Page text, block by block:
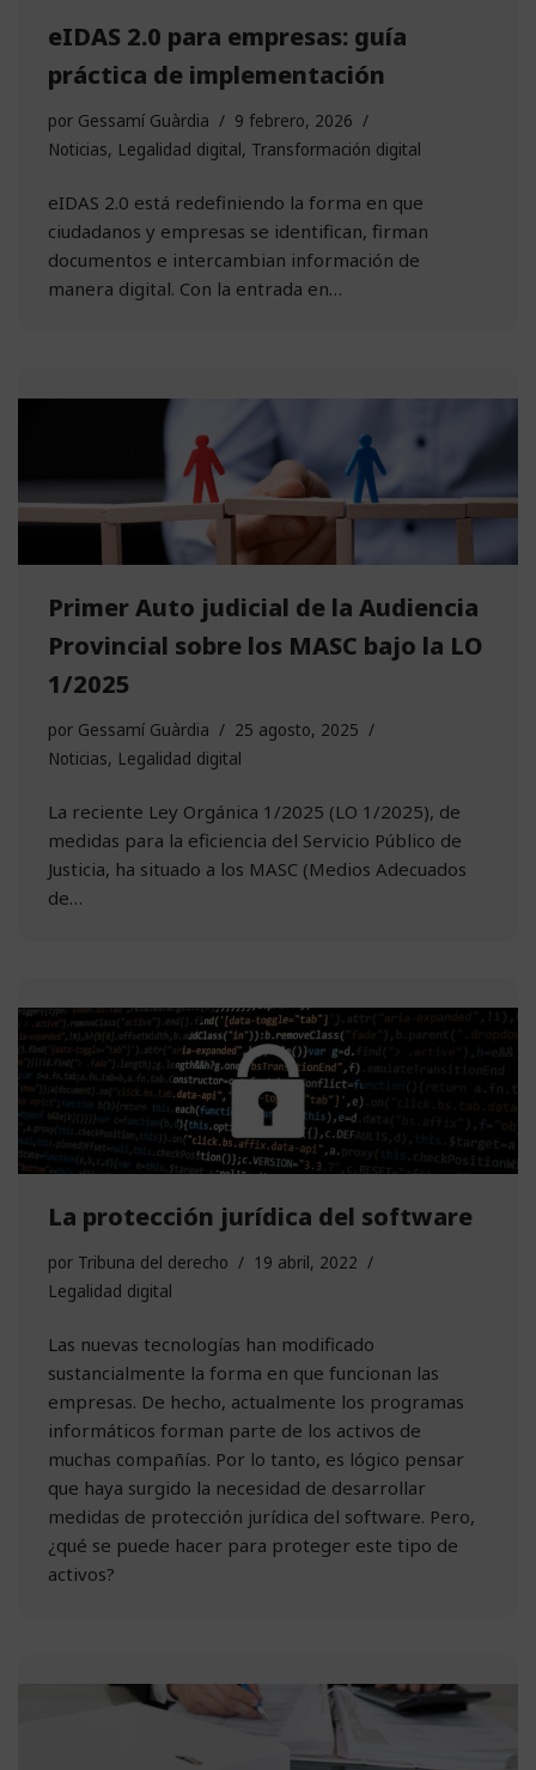
eIDAS 2.0 para empresas: guía
práctica de implementación
por Gessamí Guàrdia
9 febrero, 2026
Noticias, Legalidad digital, Transformación digital
eIDAS 2.0 está redefiniendo la forma en que
ciudadanos y empresas se identifican, firman
documentos e intercambian información de
manera digital. Con la entrada en…
Primer Auto judicial de la Audiencia
Provincial sobre los MASC bajo la LO
1/2025
por Gessamí Guàrdia
25 agosto, 2025
Noticias, Legalidad digital
La reciente Ley Orgánica 1/2025 (LO 1/2025), de
medidas para la eficiencia del Servicio Público de
Justicia, ha situado a los MASC (Medios Adecuados
de…
La protección jurídica del software
por Tribuna del derecho
19 abril, 2022
Legalidad digital
Las nuevas tecnologías han modificado
sustancialmente la forma en que funcionan las
empresas. De hecho, actualmente los programas
informáticos forman parte de los activos de
muchas compañías. Por lo tanto, es lógico pensar
que haya surgido la necesidad de desarrollar
medidas de protección jurídica del software. Pero,
¿qué se puede hacer para proteger este tipo de
activos?